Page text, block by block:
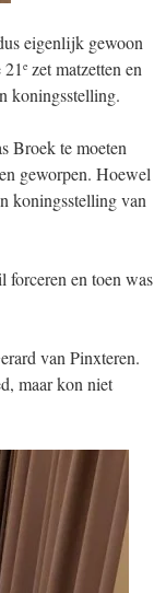
eigenlijk gewoon
e zet matzetten en
koningsstelling.
Broek te moeten
geworpen. Hoewel
koningsstelling van
en toen was
van Pinxteren.
maar kon niet